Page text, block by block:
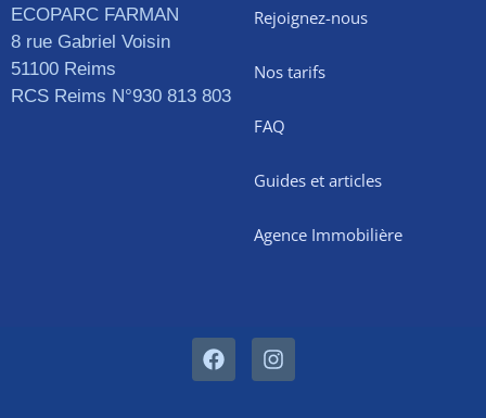
ECOPARC FARMAN
8 rue Gabriel Voisin
51100 Reims
RCS Reims N°930 813 803
Rejoignez-nous
Nos tarifs
FAQ
Guides et articles
Agence Immobilière